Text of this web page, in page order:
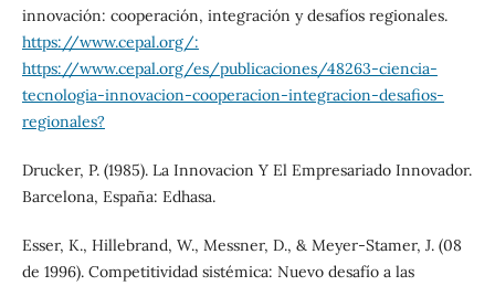
innovación: cooperación, integración y desafíos regionales.
https://www.cepal.org/:
https://www.cepal.org/es/publicaciones/48263-ciencia-
tecnologia-innovacion-cooperacion-integracion-desafios-
regionales?
Drucker, P. (1985). La Innovacion Y El Empresariado Innovador.
Barcelona, España: Edhasa.
Esser, K., Hillebrand, W., Messner, D., & Meyer-Stamer, J. (08
de 1996). Competitividad sistémica: Nuevo desafío a las